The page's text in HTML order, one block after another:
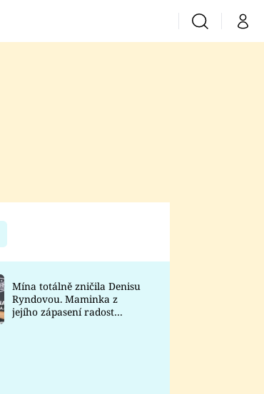
VyhledáváníMůj
Prima Lajk
Sledujte nás
Mína totálně zničila Denisu
Ryndovou. Maminka z
jejího zápasení radost